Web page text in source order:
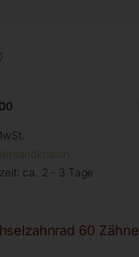
ca. 2 - 3 Tage
60 Zähne